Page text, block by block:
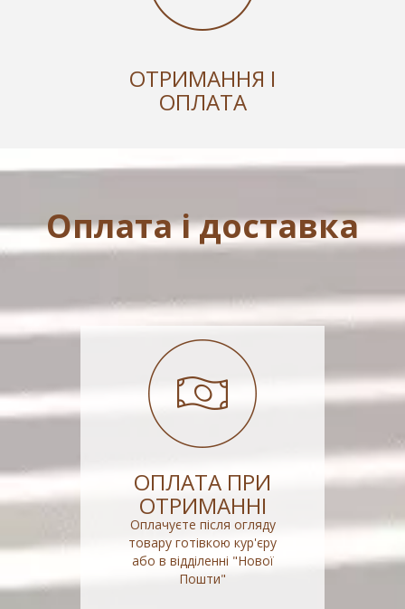
ОТРИМАННЯ І
ОПЛАТА
Оплата і доставка
ОПЛАТА ПРИ
ОТРИМАННІ
Оплачуєте після огляду
товару готівкою кур'єру
або в відділенні "Нової
Пошти"